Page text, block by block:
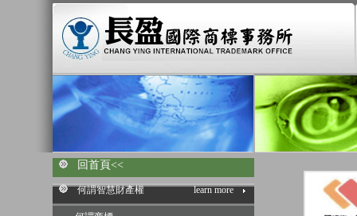
回首頁<<
何謂智慧財產權 learn more